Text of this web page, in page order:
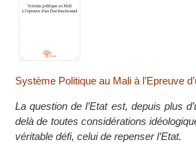
Système Politique au Mali à l’Epreuve
La question de l’Etat est, depuis plus
delà de toutes considérations
véritable défi, celui de repenser l’Etat.